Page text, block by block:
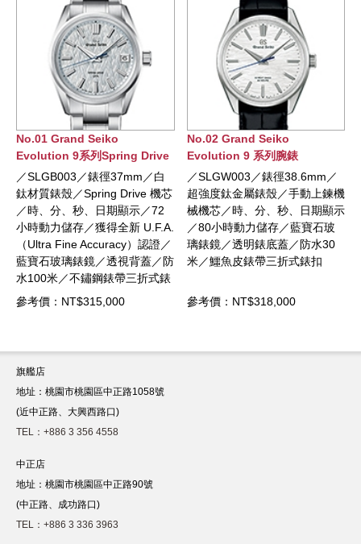
No.02 Grand Seiko
Evolution 9 系列腕錶
／SLGW003／錶徑38.6mm／
超強度鈦金屬錶殼／手動上鍊機
械機芯／時、分、秒、日期顯示
／80小時動力儲存／藍寶石玻
璃錶鏡／透明錶底蓋／防水30
米／鱷魚皮錶帶三折式錶扣
參考價：NT$318,000
No.03 Grand Seiko Spring
Drive 手動上錬腕錶
／SBGY007／錶徑38.5mm／
不鏽鋼材質錶殼／Spring Drive
手動上鍊機芯／時、分、秒顯示
／動力儲存72小時／藍寶石玻
璃錶鏡／透明錶底蓋／防水30
米／鱷魚皮錶帶三折式錶扣
參考價：NT$242,000
旗艦店
地址：桃園市桃園區中正路1058號
(近中正路、大興西路口)
TEL：+886 3 356 4558
中正店
地址：桃園市桃園區中正路90號
(中正路、成功路口)
TEL：+886 3 336 3963